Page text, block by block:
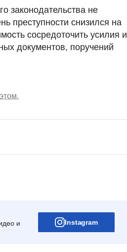
законодательства не
преступности снизился на
сосредоточить усилия и
документов, поручений
и
Instagram